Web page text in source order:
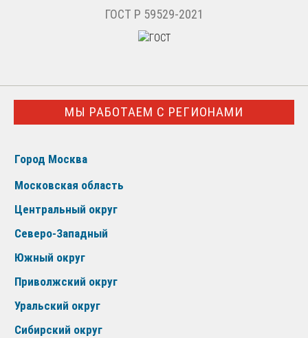
ГОСТ Р 59529-2021
МЫ РАБОТАЕМ С РЕГИОНАМИ
Город Москва
Московская область
Центральный округ
Северо-Западный
Южный округ
Приволжский округ
Уральский округ
Сибирский округ